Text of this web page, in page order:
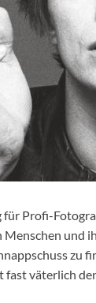
Profi-
und
zu
fast väterlich